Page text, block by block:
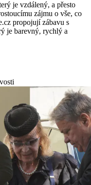
je vzdálený, a přesto
zájmu o vše, co
propojují zábavu s
je barevný, rychlý a